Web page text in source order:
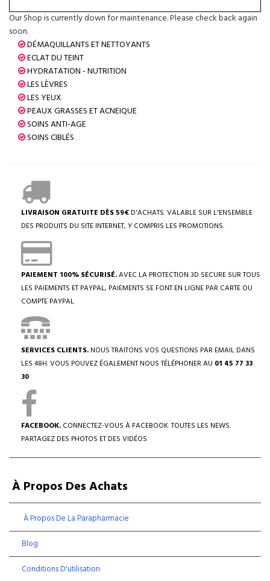
Our Shop is currently down for maintenance. Please check back again
soon.
DÉMAQUILLANTS ET NETTOYANTS
ECLAT DU TEINT
HYDRATATION - NUTRITION
LES LÈVRES
LES YEUX
PEAUX GRASSES ET ACNEIQUE
SOINS ANTI-AGE
SOINS CIBLÉS
LIVRAISON GRATUITE DÈS 59€ D'ACHATS. VALABLE SUR L'ENSEMBLE
DES PRODUITS DU SITE INTERNET, Y COMPRIS LES PROMOTIONS.
PAIEMENT 100% SÉCURISÉ.AVEC LA PROTECTION 3D SECURE SUR TOUS
LES PAIEMENTS ET PAYPAL, PAIEMENTS SE FONT EN LIGNE PAR CARTE OU
COMPTE PAYPAL
SERVICES CLIENTS. NOUS TRAITONS VOS QUESTIONS PAR EMAIL DANS
LES 48H. VOUS POUVEZ ÉGALEMENT NOUS TÉLÉPHONER AU 01 45 77 33
30
FACEBOOK. CONNECTEZ-VOUS À FACEBOOK. TOUTES LES NEWS.
PARTAGEZ DES PHOTOS ET DES VIDÉOS
À Propos Des Achats
À Propos De La Parapharmacie
Blog
Conditions D'utilisation